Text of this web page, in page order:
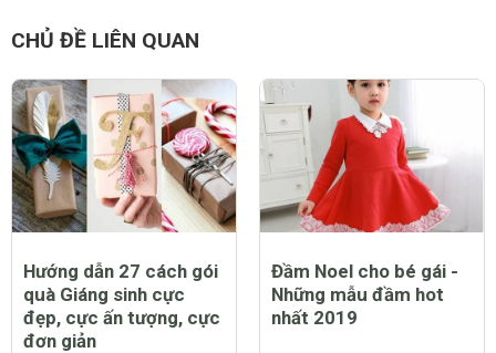
CHỦ ĐỀ LIÊN QUAN
Hướng dẫn 27 cách gói
quà Giáng sinh cực
đẹp, cực ấn tượng, cực
đơn giản
Đầm Noel cho bé gái -
Những mẫu đầm hot
nhất 2019